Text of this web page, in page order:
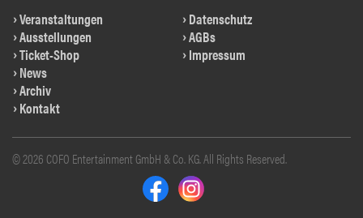
Veranstaltungen
Ausstellungen
Ticket-Shop
News
Archiv
Kontakt
Datenschutz
AGBs
Impressum
© 2026 COFO Entertainment GmbH & Co. KG. All Rights Reserved.